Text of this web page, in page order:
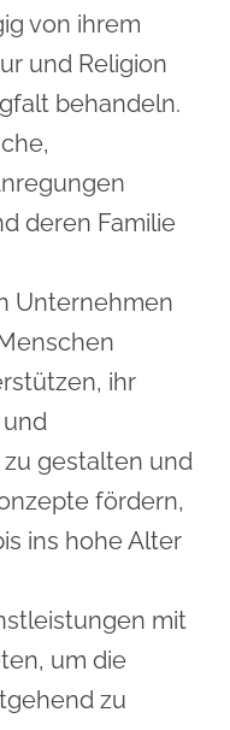
von ihrem
und Religion
behandeln.
deren Familie
Unternehmen
ihr
gestalten und
fördern,
ins hohe Alter
mit
um die
zu